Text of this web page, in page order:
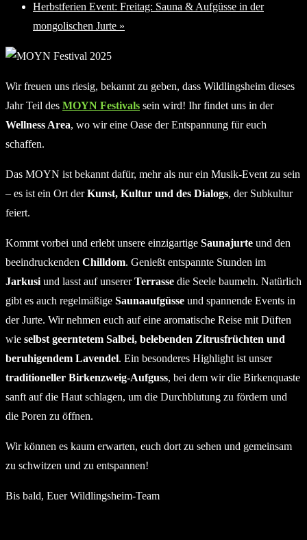
Herbstferien Event: Freitag: Sauna & Aufgüsse in der
mongolischen Jurte »
Wir freuen uns riesig, bekannt zu geben, dass Wildlingsheim dieses
Jahr Teil des MOYN Festivals sein wird! Ihr findet uns in der
Wellness Area, wo wir eine Oase der Entspannung für euch
schaffen.
Das MOYN ist bekannt dafür, mehr als nur ein Musik-Event zu sein
– es ist ein Ort derKunst, Kultur und des Dialogs, der Subkultur
feiert.
Kommt vorbei und erlebt unsere einzigartige Saunajurte und den
beeindruckenden Chilldom. Genießt entspannte Stunden im
Jarkusiund lasst auf unsererTerrasse die Seele baumeln. Natürlich
gibt es auch regelmäßige Saunaaufgüsse und spannende Events in
der Jurte. Wir nehmen euch auf eine aromatische Reise mit Düften
wie selbst geerntetem Salbei, belebenden Zitrusfrüchten und
beruhigendem Lavendel. Ein besonderes Highlight ist unser
traditioneller Birkenzweig-Aufguss, bei dem wir die Birkenquaste
sanft auf die Haut schlagen, um die Durchblutung zu fördern und
die Poren zu öffnen.
Wir können es kaum erwarten, euch dort zu sehen und gemeinsam
zu schwitzen und zu entspannen!
Bis bald, Euer Wildlingsheim-Team